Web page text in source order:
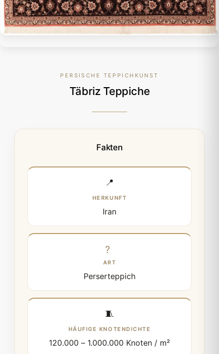
PERSISCHE TEPPICHKUNST
Täbriz Teppiche
Fakten
📍
HERKUNFT
Iran
ART
Perserteppich
🧵
HÄUFIGE KNOTENDICHTE
120.000 – 1.000.000 Knoten / m²